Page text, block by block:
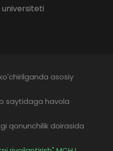
asosiy
saytidaga havola
qonunchilik doirasida